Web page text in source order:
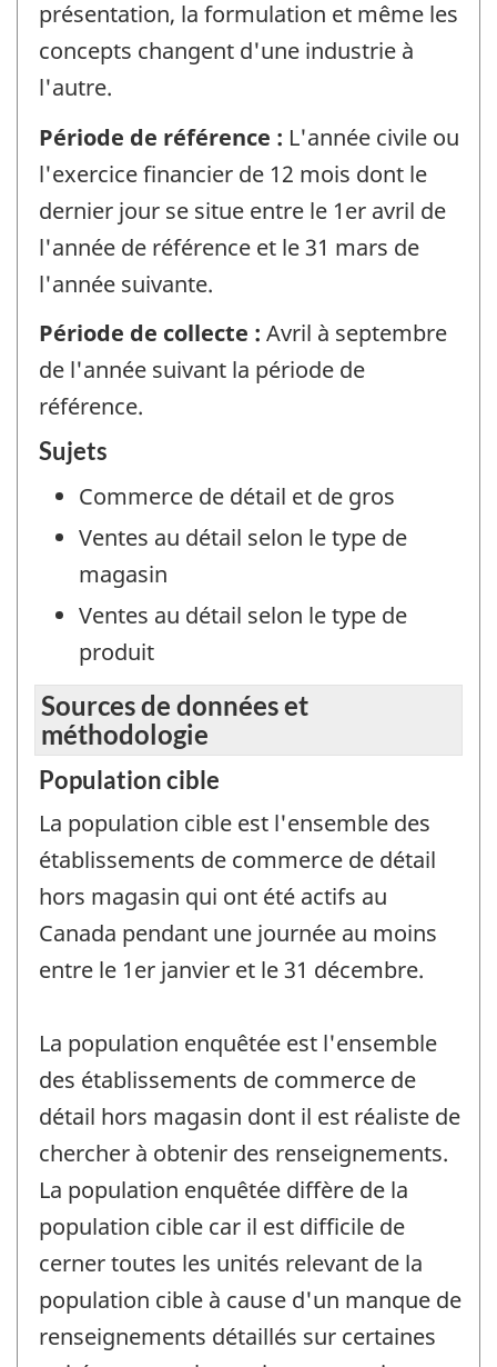
présentation, la formulation et même les
concepts changent d'une industrie à
l'autre.
Période de référence : L'année civile ou
l'exercice financier de 12 mois dont le
dernier jour se situe entre le 1er avril de
l'année de référence et le 31 mars de
l'année suivante.
Période de collecte : Avril à septembre
de l'année suivant la période de
référence.
Sujets
Commerce de détail et de gros
Ventes au détail selon le type de
magasin
Ventes au détail selon le type de
produit
Sources de données et
méthodologie
Population cible
La population cible est l'ensemble des
établissements de commerce de détail
hors magasin qui ont été actifs au
Canada pendant une journée au moins
entre le 1er janvier et le 31 décembre.
La population enquêtée est l'ensemble
des établissements de commerce de
détail hors magasin dont il est réaliste de
chercher à obtenir des renseignements.
La population enquêtée diffère de la
population cible car il est difficile de
cerner toutes les unités relevant de la
population cible à cause d'un manque de
renseignements détaillés sur certaines